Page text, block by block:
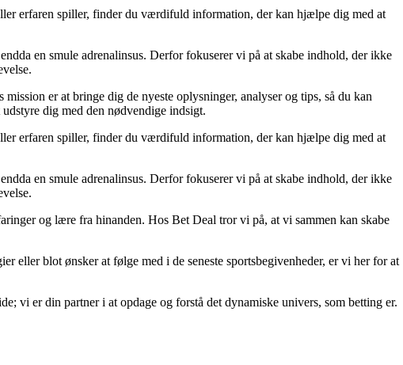
erfaren spiller, finder du værdifuld information, der kan hjælpe dig med at
en smule adrenalinsus. Derfor fokuserer vi på at skabe indhold, der ikke
er at bringe dig de nyeste oplysninger, analyser og tips, så du kan
dig med den nødvendige indsigt.
erfaren spiller, finder du værdifuld information, der kan hjælpe dig med at
en smule adrenalinsus. Derfor fokuserer vi på at skabe indhold, der ikke
og lære fra hinanden. Hos Bet Deal tror vi på, at vi sammen kan skabe
eller blot ønsker at følge med i de seneste sportsbegivenheder, er vi her for at
vi er din partner i at opdage og forstå det dynamiske univers, som betting er.